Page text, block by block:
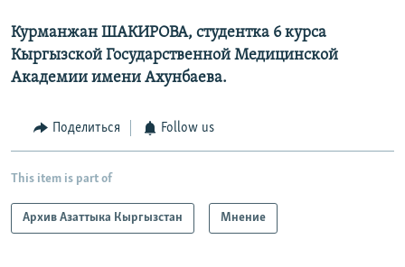
Курманжан ШАКИРОВА, студентка 6 курса
Кыргызской Государственной Медицинской
Академии имени Ахунбаева.
Поделиться Follow us
This item is part of
Архив Азаттыка Кыргызстан Мнение